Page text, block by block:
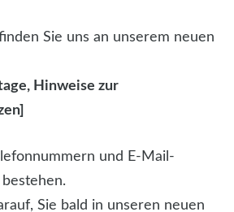
Sie uns an unserem neuen
Hinweise zur
und E-Mail-
Sie bald in unseren neuen